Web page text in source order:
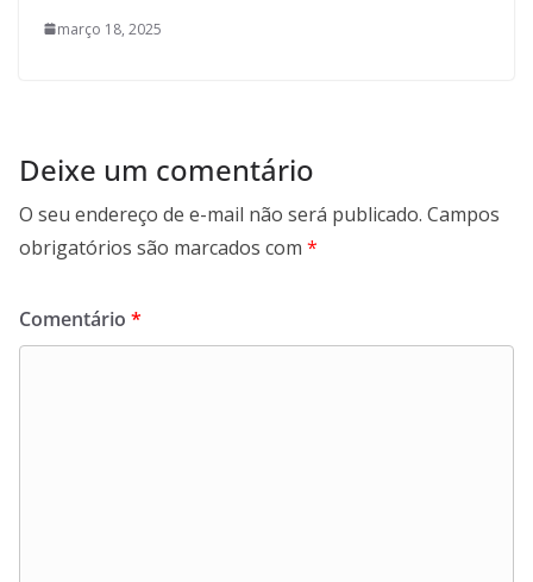
março 18, 2025
Deixe um comentário
O seu endereço de e-mail não será publicado. Campos
obrigatórios são marcados com *
Comentário *